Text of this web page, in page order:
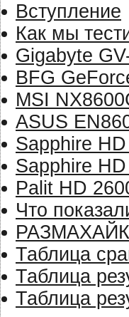
Вступление
Как мы
Gigabyte
BFG
MSI
ASUS
Sapphire
Sapphire
Palit HD
Что
Таблица
Таблица
Таблица